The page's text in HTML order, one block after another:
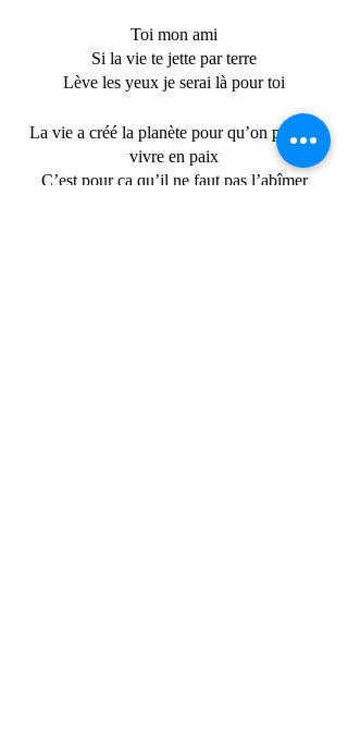
Toi mon ami
Si la vie te jette par terre
Lève les yeux je serai là pour toi
La vie a créé la planète pour qu’on puisse
vivre en paix
C’est pour ca qu’il ne faut pas l’abîmer